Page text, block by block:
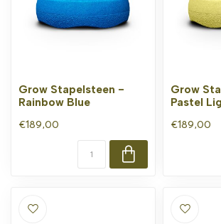
Grow Stapelsteen -
Rainbow Blue
€189,00
Grow
Pastel
€189,00